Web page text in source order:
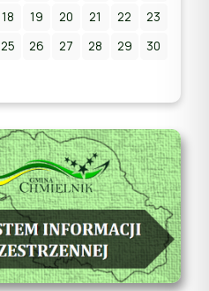
18 19 20 21 22
23
25 26 27 28 29
30